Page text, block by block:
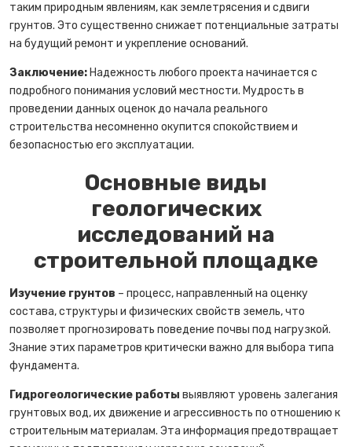
таким природным явлениям, как землетрясения и сдвиги
грунтов. Это существенно снижает потенциальные затраты
на будущий ремонт и укрепление оснований.
Заключение: Надежность любого проекта начинается с
подробного понимания условий местности. Мудрость в
проведении данных оценок до начала реального
строительства несомненно окупится спокойствием и
безопасностью его эксплуатации.
Основные виды
геологических
исследований на
строительной площадке
Изучение грунтов – процесс, направленный на оценку
состава, структуры и физических свойств земель, что
позволяет прогнозировать поведение почвы под нагрузкой.
Знание этих параметров критически важно для выбора типа
фундамента.
Гидрогеологические работы выявляют уровень залегания
грунтовых вод, их движение и агрессивность по отношению к
строительным материалам. Эта информация предотвращает